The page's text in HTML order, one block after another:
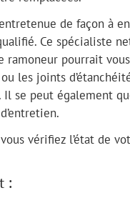
de façon à en
Ce spécialiste
ramoneur pourrait vous
les joints
se peut également
vérifiez l’état de
: